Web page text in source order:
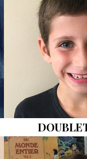
Photo
VIP